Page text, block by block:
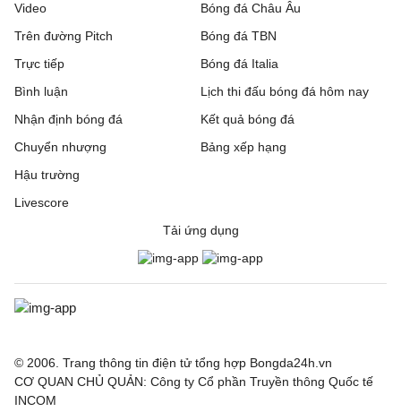
Video
Trên đường Pitch
Trực tiếp
Bóng đá Châu Âu
Bóng đá TBN
Bóng đá Italia
Bình luận
Nhận định bóng đá
Chuyển nhượng
Hậu trường
Livescore
Lịch thi đấu bóng đá hôm nay
Kết quả bóng đá
Bảng xếp hạng
Tải ứng dụng
© 2006. Trang thông tin điện tử tổng hợp Bongda24h.vn
CƠ QUAN CHỦ QUẢN: Công ty Cổ phần Truyền thông Quốc tế
INCOM